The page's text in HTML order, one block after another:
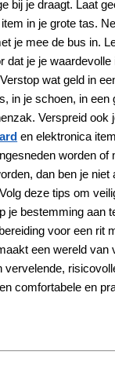
bij je draagt. Laat
in je grote tas.
je mee de bus in.
dat je je waardevolle
wat geld in
in je schoen, in een
Verspreid ook
en elektronica
worden of
dan ben je niet
deze tips om
je bestemming aan
voor een rit
een wereld van
vervelende,
comfortabele en